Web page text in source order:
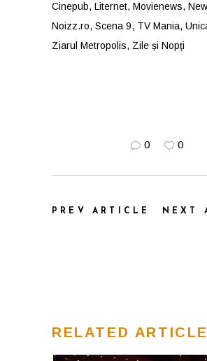
Cinepub, Liternet, Movienews,
Noizz.ro, Scena 9, TV Mania,
Ziarul Metropolis, Zile și Nopți
0 0
PREV ARTICLE NEXT
RELATED